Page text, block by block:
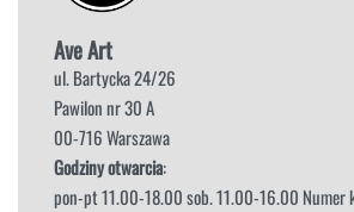
Ave Art
ul. Bartycka 24/26
Pawilon nr 30 A
00-716 Warszawa
Godziny otwarcia:
pon-pt 11.00-18.00 sob. 11.00-16.00 Numer